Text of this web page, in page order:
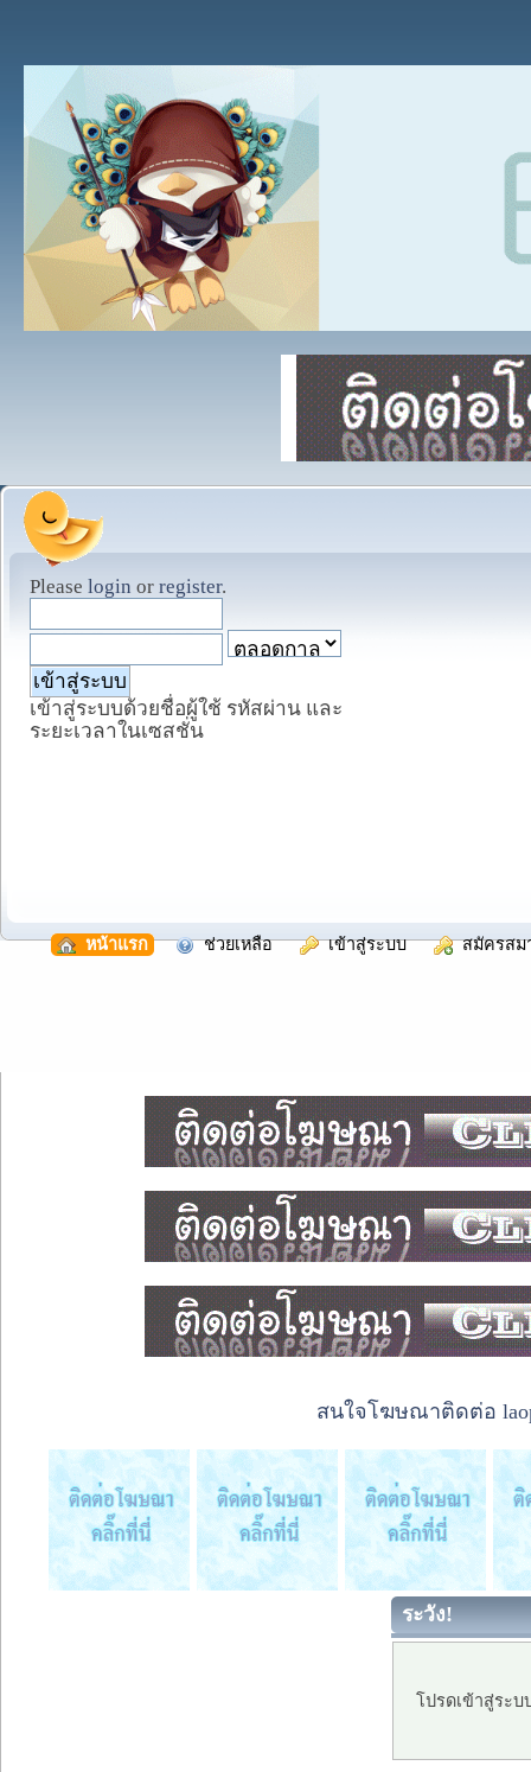
Please login or register.
เข้าสู่ระบบด้วยชื่อผู้ใช้ รหัสผ่าน และ
ระยะเวลาในเซสชั่น
หน้าแรก ช่วยเหลือ เข้าสู่ระบบ สมัครสม
สนใจโฆษณาติดต่อ
ระวัง!
โปรดเข้าสู่ระ